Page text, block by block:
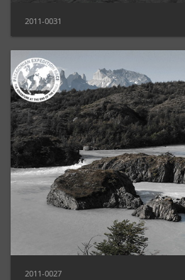
2011-0031
2011-0027